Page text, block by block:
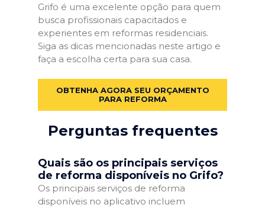
Grifo é uma excelente opção para quem
busca profissionais capacitados e
experientes em reformas residenciais.
Siga as dicas mencionadas neste artigo e
faça a escolha certa para sua casa.
OBTENHA AGORA SEU ORÇAMENTO
PARA REFORMA
Perguntas frequentes
Quais são os principais serviços
de reforma disponíveis no Grifo?
Os principais serviços de reforma
disponíveis no aplicativo incluem